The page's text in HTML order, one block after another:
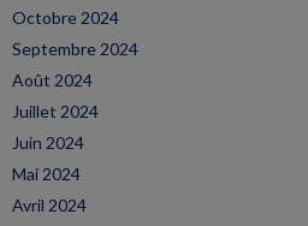
Octobre 2024
Septembre 2024
Août 2024
Juillet 2024
Juin 2024
Mai 2024
Avril 2024